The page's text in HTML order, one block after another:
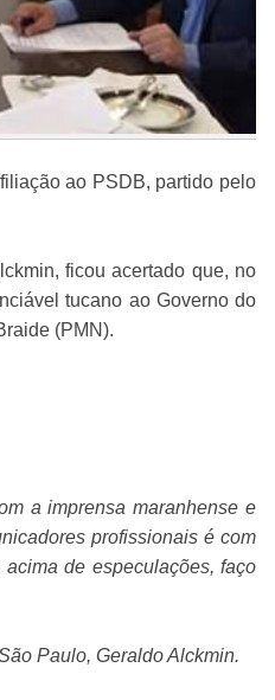
ao PSDB, partido pelo
ficou acertado que, no
tucano ao Governo do
(PMN).
a imprensa maranhense e
profissionais é com
de especulações, faço
Paulo, Geraldo Alckmin.